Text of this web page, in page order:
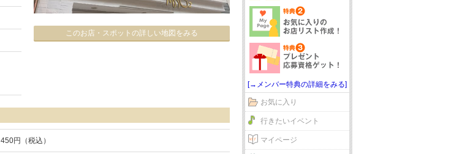
このお店・スポットの詳しい地図をみる
450円（税込）
[→メンバー特典の詳細をみる]
お気に入り
行きたいイベント
マイページ